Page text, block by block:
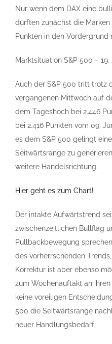
Nur wenn dem DAX eine
dürften zunächst die Marken
Punkten in den Vordergrund
Marktsituation S&P 500 – 19.
Auch der S&P 500 tritt trotz
vergangenen Mittwoch auf
dem Tageshoch bei 2.446
bei 2.416 Punkten vom 09.
es dem S&P 500 gelingt
Seitwärtsrange zu
weitere Handelsrichtung.
Hier geht es zum Chart!
Der intakte Aufwärtstrend
zwischenzeitlichen Bullflag
Pullbackbewegung
des vorherrschenden
Korrektur ist aber ebenso
zum Wochenauftakt an
keine voreiligen
500 die Seitwärtsrange
neuer Handlungsbedarf.